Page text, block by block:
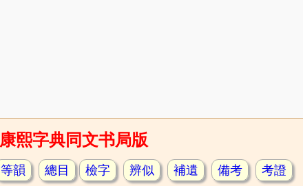
康熙字典同文书局版
等韻 總目 檢字 辨似 補遺 備考 考證